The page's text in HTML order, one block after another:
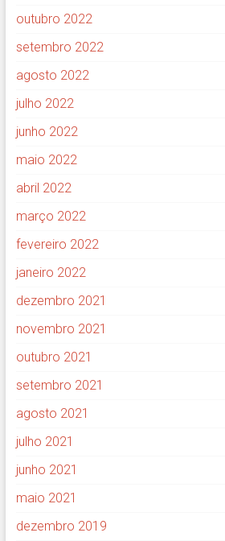
outubro 2022
setembro 2022
agosto 2022
julho 2022
junho 2022
maio 2022
abril 2022
março 2022
fevereiro 2022
janeiro 2022
dezembro 2021
novembro 2021
outubro 2021
setembro 2021
agosto 2021
julho 2021
junho 2021
maio 2021
dezembro 2019